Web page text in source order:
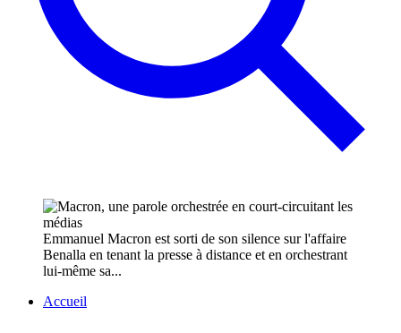
Emmanuel Macron est sorti de son silence sur l'affaire
Benalla en tenant la presse à distance et en orchestrant
lui-même sa...
Accueil